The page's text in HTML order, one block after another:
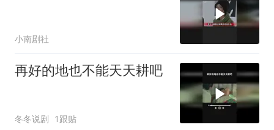
小南剧社
再好的地也不能天天耕吧
冬冬说剧 1跟贴